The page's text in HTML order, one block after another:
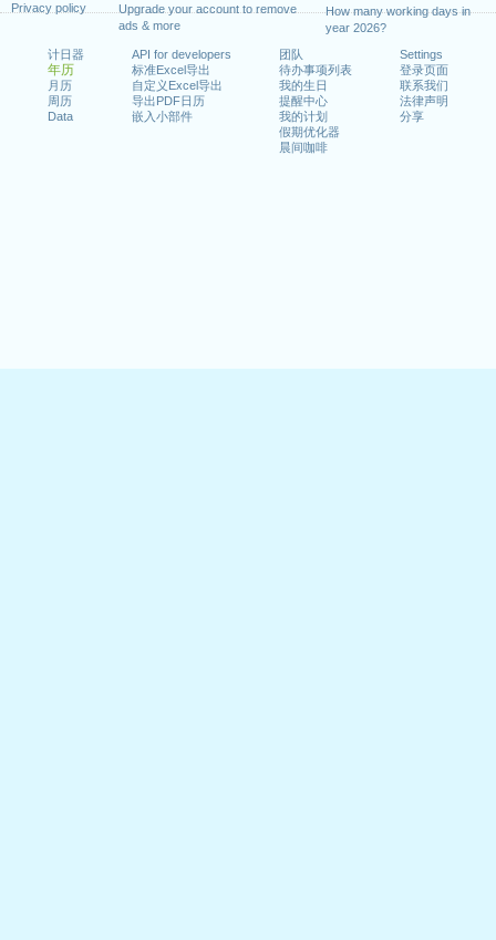
Privacy policy
Upgrade your account to remove
ads & more
How many working days in
year 2026?
计日器
年历
月历
周历
Data
API for developers
标准Excel导出
自定义Excel导出
导出PDF日历
嵌入小部件
团队
待办事项列表
我的生日
提醒中心
我的计划
假期优化器
晨间咖啡
Settings
登录页面
联系我们
法律声明
分享